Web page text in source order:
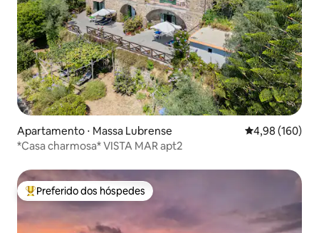
Apartamento ⋅ Massa Lubrense 4,98 de uma
4,98 (160)
*Casa charmosa* VISTA MAR apt2
Entre os melhores preferidos dos hóspedes
Preferido dos hóspedes